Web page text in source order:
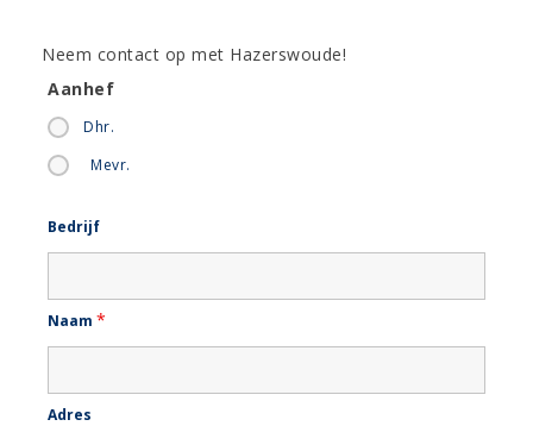
Neem contact op met Hazerswoude!
Aanhef
Dhr.
Mevr.
Bedrijf
Naam *
Adres